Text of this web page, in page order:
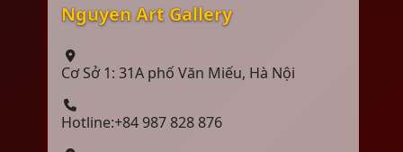
Nguyen Art Gallery
Cơ Sở 1: 31A phố Văn Miếu, Hà Nội
Hotline:+84 987 828 876